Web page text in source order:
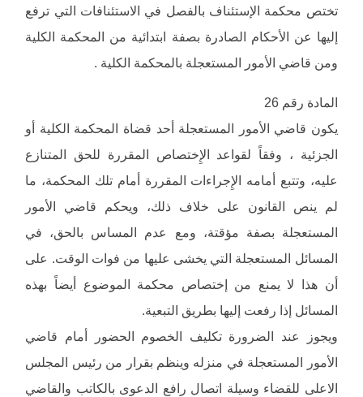
تختص محكمة الإستئناف بالفصل في الاستئنافات التي ترفع
إليها عن الأحكام الصادرة بصفة ابتدائية من المحكمة الكلية
ومن قاضي الأمور المستعجلة بالمحكمة الكلية .
المادة رقم 26
يكون قاضي الأمور المستعجلة أحد قضاة المحكمة الكلية أو
الجزئية ، وفقاً لقواعد الإِختصاص المقررة للحق المتنازع
عليه، وتتبع أمامه الإِجراءات المقررة أمام تلك المحكمة، ما
لم ينص القانون على خلاف ذلك، ويحكم قاضي الأمور
المستعجلة بصفة مؤقتة، ومع عدم المساس بالحق، في
المسائل المستعجلة التي يخشى عليها من فوات الوقت. على
أن هذا لا يمنع من إختصاص محكمة الموضوع أيضاً بهذه
المسائل إذا رفعت إليها بطريق التبعية.
ويجوز عند الضرورة تكليف الخصوم الحضور أمام قاضي
الأمور المستعجلة في منزله وينظم بقرار من رئيس المجلس
الاعلى للقضاء وسيلة اتصال رافع الدعوى بالكاتب والقاضي